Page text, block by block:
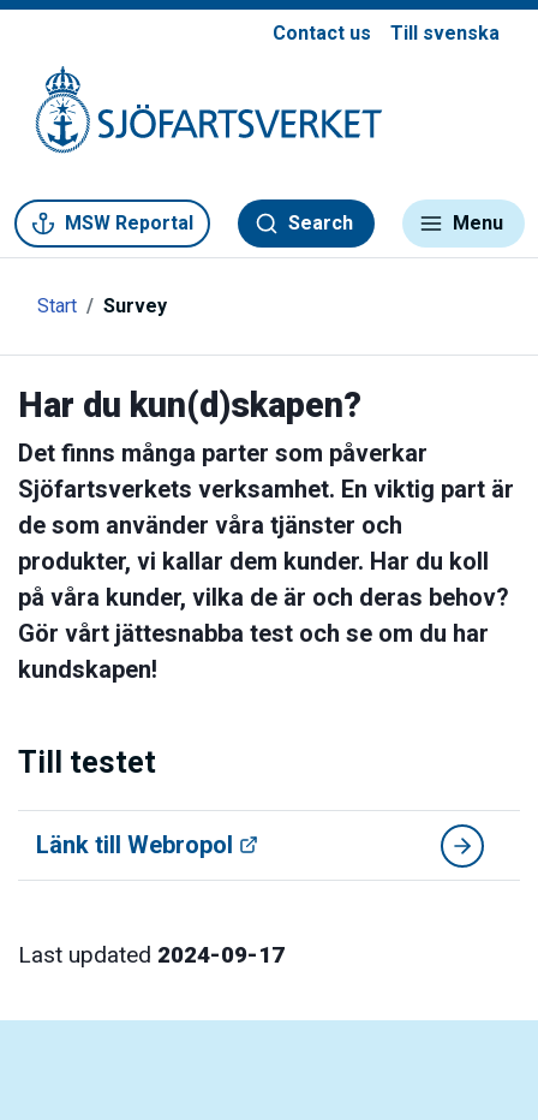
Contact us Till svenska
MSW Reportal Search Menu
Start Survey
Har du kun(d)skapen?
Det finns många parter som påverkar
Sjöfartsverkets verksamhet. En viktig part är
de som använder våra tjänster och
produkter, vi kallar dem kunder. Har du koll
på våra kunder, vilka de är och deras behov?
Gör vårt jättesnabba test och se om du har
kundskapen!
Till testet
Länk till Webropol
Last updated 2024-09-17